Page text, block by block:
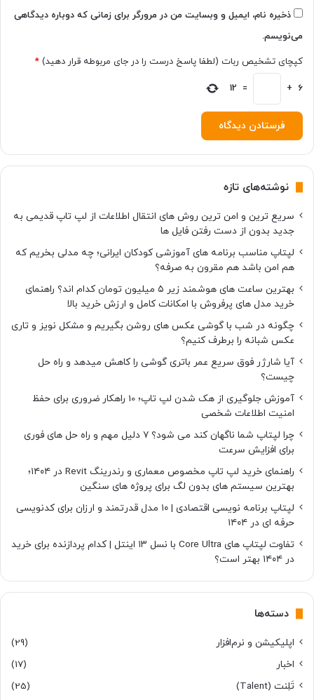
ک ذخیره نام، ایمیل و وبسایت من در مرورگر برای زمانی که دوباره دیدگاهی
می‌نویسم.
کپچای تشخیص ربات (لطفا پاسخ درست را در جای مربوطه قرار دهید) *
6
+
=
12
نوشته‌های تازه
سریع ترین و امن ترین روش های انتقال اطلاعات از لپ تاپ قدیمی به
جدید بدون از دست رفتن فایل ها
لپتاپ مناسب برنامه های آموزشی کودکان ایرانی؛ چه مدلی بخریم که
هم امن باشد هم مقرون به صرفه؟
بهترین ساعت های هوشمند زیر ۵ میلیون تومان کدام اند؟ راهنمای
خرید مدل های پرفروش با امکانات کامل و ارزش خرید بالا
چگونه در شب با گوشی عکس های روشن بگیریم و مشکل نویز و تاری
عکس شبانه را برطرف کنیم؟
آیا شارژر فوق سریع عمر باتری گوشی را کاهش میدهد و راه حل
چیست؟
آموزش جلوگیری از هک شدن لپ تاپ؛ 10 راهکار ضروری برای حفظ
امنیت اطلاعات شخصی
چرا لپتاپ شما ناگهان کند می شود؟ ۷ دلیل مهم و راه حل های فوری
برای افزایش سرعت
راهنمای خرید لپ تاپ مخصوص معماری و رندرینگ Revit در ۱۴۰۴؛
بهترین سیستم های بدون لگ برای پروژه های سنگین
لپتاپ برنامه نویسی اقتصادی | ۱۰ مدل قدرتمند و ارزان برای کدنویسی
حرفه ای در ۱۴۰۴
تفاوت لپتاپ های Core Ultra با نسل ۱۳ اینتل | کدام پردازنده برای خرید
در ۱۴۰۴ بهتر است؟
دسته‌ها
اپلیکیشن و نرم‌افزار
(29)
اخبار
(17)
تَلِنت (Talent)
(25)